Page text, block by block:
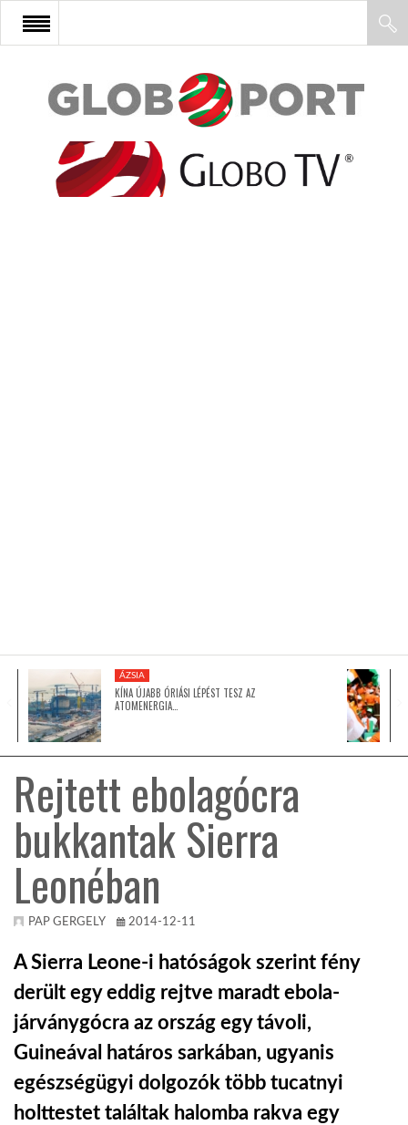
FŐOLDAL
AFRIKA
GLOBOTV BP
HÍR3D
TROPICALMAGAZIN
GLOBOTV
AFRIKA TUDÁSTÁR
A NAP SZÉPE
LINKTR.EE
ÁZSIA
KÍNA ÚJABB ÓRIÁSI LÉPÉST TESZ AZ
ATOMENERGIA…
Rejtett ebolagócra
bukkantak Sierra
Leonéban
PAP GERGELY 2014-12-11
A Sierra Leone-i hatóságok szerint fény
derült egy eddig rejtve maradt ebola-
járványgócra az ország egy távoli,
Guineával határos sarkában, ugyanis
egészségügyi dolgozók több tucatnyi
holttestet találtak halomba rakva egy